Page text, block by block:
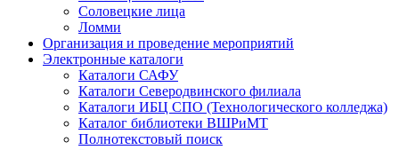
Соловецкие лица
Ломми
Организация и проведение мероприятий
Электронные каталоги
Каталоги САФУ
Каталоги Северодвинского филиала
Каталоги ИБЦ СПО (Технологического колледжа)
Каталог библиотеки ВШРиМТ
Полнотекстовый поиск